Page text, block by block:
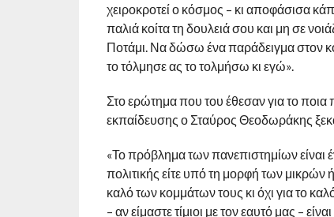
χειροκροτεί ο κόσμος – κι αποφάσισα
παλιά κοίτα τη δουλειά σου και μη σε
Ποτάμι. Να δώσω ένα παράδειγμα στον
το τόλμησε ας το τολμήσω κι εγώ».
Στο ερώτημα που του έθεσαν για το ποια
εκπαίδευσης ο Σταύρος Θεοδωράκης
«Το πρόβλημα των πανεπιστημίων είναι
πολιτικής είτε υπό τη μορφή των
καλό των κομμάτων τους κι όχι για το
– αν είμαστε τίμιοι με τον εαυτό μας –